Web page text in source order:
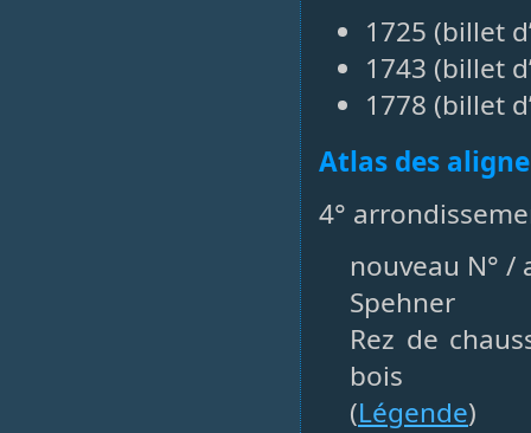
1725 (billet
1743 (billet
1778 (billet
Atlas des
4°
nouveau N° /
Spehner
Rez de
bois
(Légende)